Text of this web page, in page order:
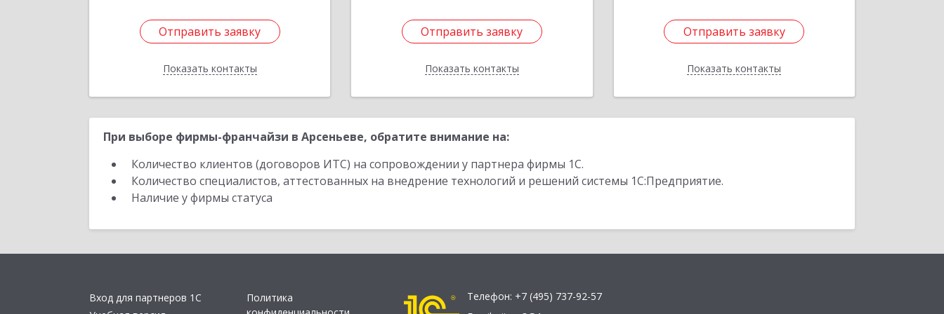
Отправить заявку
Показать контакты
Отправить заявку
Назад
Отправить заявку
Показать контакты
Отправить заявку
Назад
Отправить заявку
Показать контакты
Отправить заявку
Назад
При выборе фирмы-франчайзи в Арсеньеве, обратите внимание на:
Количество клиентов (договоров ИТС) на сопровождении у партнера фирмы 1С.
Количество специалистов, аттестованных на внедрение технологий и решений системы 1С:Предприятие.
Наличие у фирмы статуса
Вход для партнеров 1С
Политика
Телефон: +7 (495) 737-92-57